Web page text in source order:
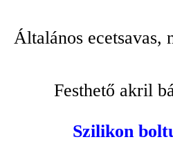
Általános ecetsavas,
Festhető akril
Szilikon